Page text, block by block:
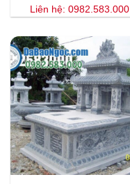
Liên hệ: 0982.583.000